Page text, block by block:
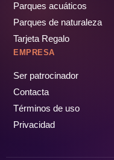
Parques acuáticos
Parques de naturaleza
Tarjeta Regalo
EMPRESA
Ser patrocinador
Contacta
Términos de uso
Privacidad